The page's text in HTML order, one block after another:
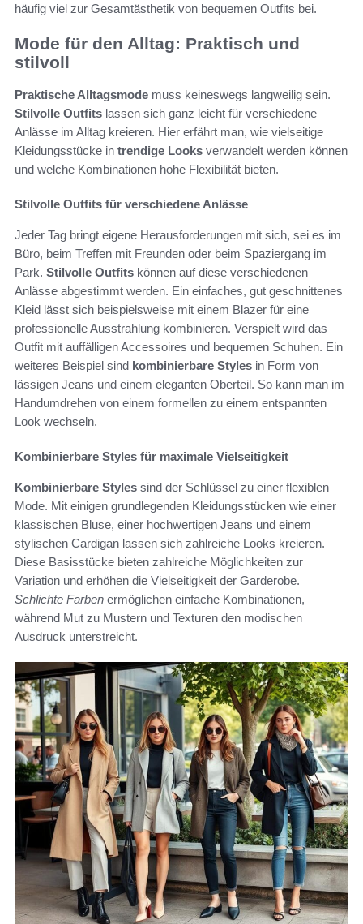
häufig viel zur Gesamtästhetik von bequemen Outfits bei.
Mode für den Alltag: Praktisch und
stilvoll
Praktische Alltagsmode muss keineswegs langweilig sein.
Stilvolle Outfits lassen sich ganz leicht für verschiedene
Anlässe im Alltag kreieren. Hier erfährt man, wie vielseitige
Kleidungsstücke in trendige Looks verwandelt werden können
und welche Kombinationen hohe Flexibilität bieten.
Stilvolle Outfits für verschiedene Anlässe
Jeder Tag bringt eigene Herausforderungen mit sich, sei es im
Büro, beim Treffen mit Freunden oder beim Spaziergang im
Park. Stilvolle Outfits können auf diese verschiedenen
Anlässe abgestimmt werden. Ein einfaches, gut geschnittenes
Kleid lässt sich beispielsweise mit einem Blazer für eine
professionelle Ausstrahlung kombinieren. Verspielt wird das
Outfit mit auffälligen Accessoires und bequemen Schuhen. Ein
weiteres Beispiel sind kombinierbare Styles in Form von
lässigen Jeans und einem eleganten Oberteil. So kann man im
Handumdrehen von einem formellen zu einem entspannten
Look wechseln.
Kombinierbare Styles für maximale Vielseitigkeit
Kombinierbare Styles sind der Schlüssel zu einer flexiblen
Mode. Mit einigen grundlegenden Kleidungsstücken wie einer
klassischen Bluse, einer hochwertigen Jeans und einem
stylischen Cardigan lassen sich zahlreiche Looks kreieren.
Diese Basisstücke bieten zahlreiche Möglichkeiten zur
Variation und erhöhen die Vielseitigkeit der Garderobe.
Schlichte Farben ermöglichen einfache Kombinationen,
während Mut zu Mustern und Texturen den modischen
Ausdruck unterstreicht.